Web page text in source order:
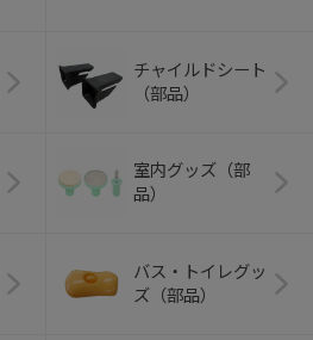
チャイルドシート
（部品）
室内グッズ（部
品）
バス・トイレグッ
ズ（部品）